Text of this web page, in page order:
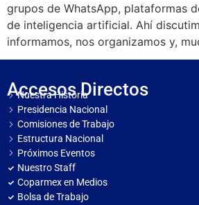
grupos de WhatsApp, plataformas
de inteligencia artificial. Ahí
informamos, nos organizamos y,
Accesos Directos
Nuestra Historia
Presidencia Nacional
Comisiones de Trabajo
Estructura Nacional
Próximos Eventos
Nuestro Staff
Coparmex en Medios
Bolsa de Trabajo